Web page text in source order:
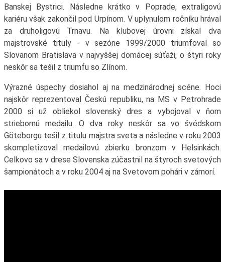
Banskej Bystrici. Následne krátko v Poprade, extraligovú
kariéru však zakončil pod Urpínom. V uplynulom ročníku hrával
za druholigovú Trnavu. Na klubovej úrovni získal dva
majstrovské tituly - v sezóne 1999/2000 triumfoval so
Slovanom Bratislava v najvyššej domácej súťaži, o štyri roky
neskôr sa tešil z triumfu so Zlínom.
Výrazné úspechy dosiahol aj na medzinárodnej scéne. Hoci
najskôr reprezentoval Českú republiku, na MS v Petrohrade
2000 si už obliekol slovenský dres a vybojoval v ňom
striebornú medailu. O dva roky neskôr sa vo švédskom
Göteborgu tešil z titulu majstra sveta a následne v roku 2003
skompletizoval medailovú zbierku bronzom v Helsinkách.
Celkovo sa v drese Slovenska zúčastnil na štyroch svetových
šampionátoch a v roku 2004 aj na Svetovom pohári v zámorí.